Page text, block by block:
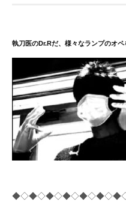
り
執刀医のDr.Rだ、様々なランプのオ